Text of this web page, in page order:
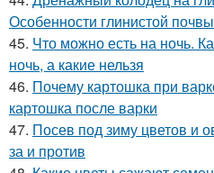
Особенности глинистой почвы
45. Что можно есть на ночь.
ночь, а какие нельзя
46. Почему картошка при
картошка после варки
47. Посев под зиму цветов и
за и против